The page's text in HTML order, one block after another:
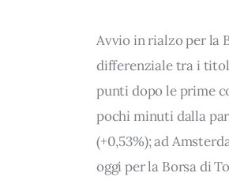
Avvio in rialzo per la
differenziale tra i
punti dopo le prime
pochi minuti dalla
(+0,53%); ad
oggi per la Borsa di